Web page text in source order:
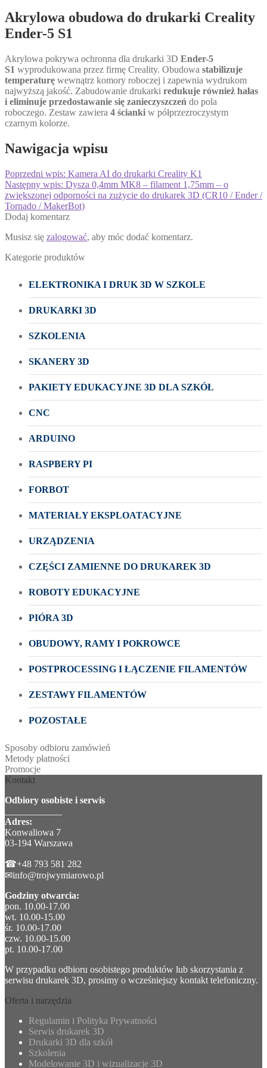
Akrylowa obudowa do drukarki Creality
Ender-5 S1
Akrylowa pokrywa ochronna dla drukarki 3D Ender-5
S1 wyprodukowana przez firmę Creality. Obudowa stabilizuje
temperaturę wewnątrz komory roboczej i zapewnia wydrukom
najwyższą jakość. Zabudowanie drukarki redukuje również hałas
i eliminuje przedostawanie się zanieczyszczeń do pola
roboczego. Zestaw zawiera 4 ścianki w półprzezroczystym
czarnym kolorze.
Nawigacja wpisu
Poprzedni wpis: Kamera AI do drukarki Creality K1
Następny wpis: Dysza 0,4mm MK8 – filament 1,75mm – o
zwiększonej odporności na zużycie do drukarek 3D (CR10 / Ender /
Tornado / MakerBot)
Dodaj komentarz
Musisz się zalogować, aby móc dodać komentarz.
Kategorie produktów
ELEKTRONIKA I DRUK 3D W SZKOLE
DRUKARKI 3D
SZKOLENIA
SKANERY 3D
PAKIETY EDUKACYJNE 3D DLA SZKÓŁ
CNC
ARDUINO
RASPBERY PI
FORBOT
MATERIAŁY EKSPLOATACYJNE
URZĄDZENIA
CZĘŚCI ZAMIENNE DO DRUKAREK 3D
ROBOTY EDUKACYJNE
PIÓRA 3D
OBUDOWY, RAMY I POKROWCE
POSTPROCESSING I ŁĄCZENIE FILAMENTÓW
ZESTAWY FILAMENTÓW
POZOSTAŁE
Sposoby odbioru zamówień
Metody płatności
Promocje
Kontakt
Odbiory osobiste i serwis
Adres:
Konwaliowa 7
03-194 Warszawa
☎+48 793 581 282
✉info@trojwymiarowo.pl
Godziny otwarcia:
pon. 10.00-17.00
wt. 10.00-15.00
śr. 10.00-17.00
czw. 10.00-15.00
pt. 10.00-17.00
W przypadku odbioru osobistego produktów lub skorzystania z
serwisu drukarek 3D, prosimy o wcześniejszy kontakt telefoniczny.
Oferta i narzędzia
Regulamin i Polityka Prywatności
Serwis drukarek 3D
Drukarki 3D dla szkół
Szkolenia
Modelowanie 3D i wizualizacje 3D